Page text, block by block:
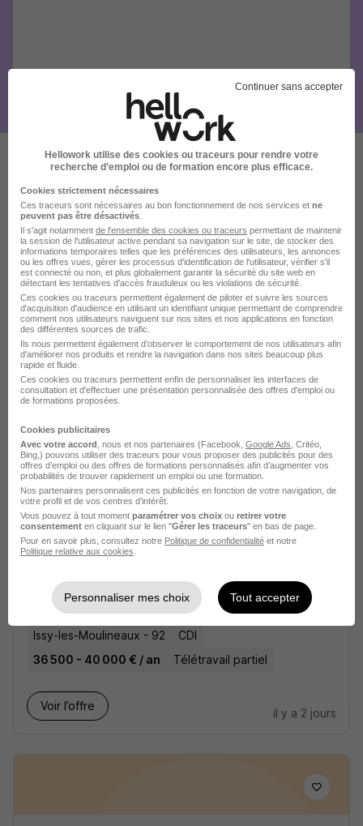
Ces offres pourraient aussi
vous intéresser
Cadre de Sante - Idec H/F
Groupe SOS
Jouy-en-Josas - 78 CDD 40 000 € / an
Voir l’offre
Consultant Santé - Optim de la
Facturation Hospitalière H/F
Leyton France
Issy-les-Moulineaux - 92
CDI
36 500 - 40 000 € / an
Télétravail partiel
Voir l’offre
il y a 2 jours
Continuer sans accepter
Hellowork utilise des cookies ou traceurs pour rendre votre
recherche d’emploi ou de formation encore plus efficace.
Cookies strictement nécessaires
Ces traceurs sont nécessaires au bon fonctionnement de nos services et ne
peuvent pas être désactivés
Il s'agit notamment de l'ensemble des cookies ou traceurs permettant de maintenir
la session de l'utilisateur active pendant sa navigation sur le site, de stocker des
informations temporaires telles que les préférences des utilisateurs, les annonces
ou les offres vues, gérer les processus d'identification de l'utilisateur, vérifier s'il
est connecté ou non, et plus globalement garantir la sécurité du site web en
détectant les tentatives d'accès frauduleux ou les violations de sécurité.
Ces cookies ou traceurs permettent également de piloter et suivre les sources
d'acquisition d'audience en utilisant un identifiant unique permettant de comprendre
comment nos utilisateurs naviguent sur nos sites et nos applications en fonction
des différentes sources de trafic.
Ils nous permettent également d’observer le comportement de nos utilisateurs afin
d'améliorer nos produits et rendre la navigation dans nos sites beaucoup plus
rapide et fluide.
Ces cookies ou traceurs permettent enfin de personnaliser les interfaces de
consultation et d'effectuer une présentation personnalisée des offres d'emploi ou
de formations proposées.
Cookies publicitaires
Avec votre accord , nous et nos partenaires (Facebook, Google Ads , Critéo,
Bing,) pouvons utiliser des traceurs pour vous proposer des publicités pour des
offres d’emploi ou des offres de formations personnalisés afin d’augmenter vos
probabilités de trouver rapidement un emploi ou une formation.
Nos partenaires personnalisent ces publicités en fonction de votre navigation, de
votre profil et de vos centres d’intérêt.
Vous pouvez à tout moment paramétrer vos choix ou retirer votre
consentement en cliquant sur le lien "Gérer les traceurs" en bas de page.
Pour en savoir plus, consultez notre Politique de confidentialité et notre
Politique relative aux cookies
Personnaliser mes choix Tout accepter